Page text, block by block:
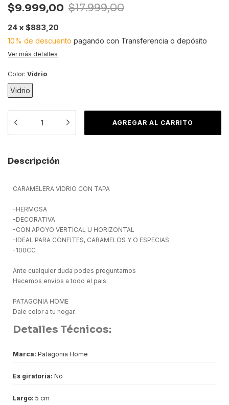
$9.999,00 $17.999,00
24 x $883,20
10% de descuento pagando con Transferencia o depósito
Ver más detalles
Color: Vidrio
Vidrio
Descripción
CARAMELERA VIDRIO CON TAPA
-HERMOSA
-DECORATIVA
-CON APOYO VERTICAL U HORIZONTAL
-IDEAL PARA CONFITES, CARAMELOS Y O ESPECIAS
-100CC
Ante cualquier duda podes preguntarnos
Hacemos envios a todo el pais
PATAGONIA HOME
Dale color a tu hogar.
Detalles Técnicos:
Marca: Patagonia Home
Es giratoria: No
Largo: 5 cm